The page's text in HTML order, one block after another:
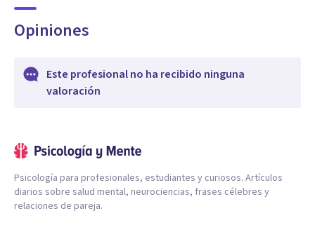
Opiniones
Este profesional no ha recibido ninguna
valoración
Psicología para profesionales, estudiantes y curiosos. Artículos
diarios sobre salud mental, neurociencias, frases célebres y
relaciones de pareja.